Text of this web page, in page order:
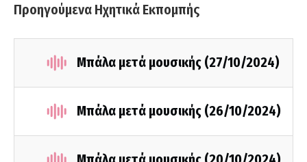
Προηγούμενα Ηχητικά Εκπομπής
Μπάλα μετά μουσικής (27/10/2024)
Μπάλα μετά μουσικής (26/10/2024)